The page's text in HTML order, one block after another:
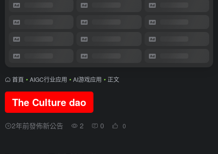
首頁 • AIGC行业应用 • AI游戏应用 • 正文
The Culture dao
2年前發佈新公告 2 0 0